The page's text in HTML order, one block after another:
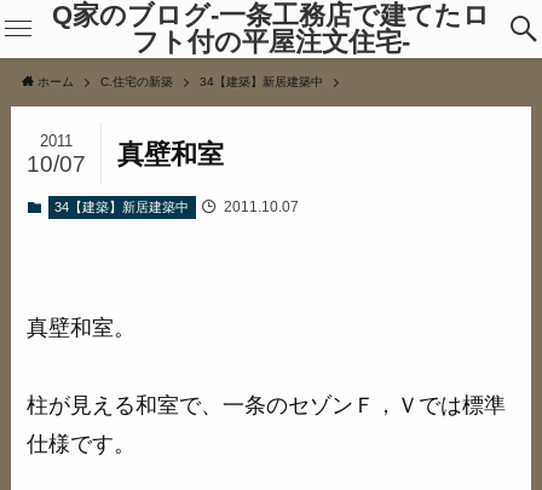
Q家のブログ-一条工務店で建てたロ
フト付の平屋注文住宅-
ホーム C.住宅の新築 34【建築】新居建築中
真壁和室
2011
10/07
34【建築】新居建築中 2011.10.07
真壁和室。
柱が見える和室で、一条のセゾンＦ，Ｖでは標準
仕様です。